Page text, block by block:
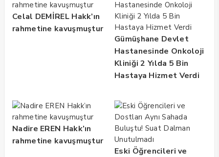
ile Güçlendirdi
Celal DEMİREL Hakk’ın
rahmetine kavuşmuştur
Gümüşhane Devlet
Hastanesinde Onkoloji
Kliniği 2 Yılda 5 Bin
Hastaya Hizmet Verdi
Nadire EREN Hakk’ın
rahmetine kavuşmuştur
Eski Öğrencileri ve